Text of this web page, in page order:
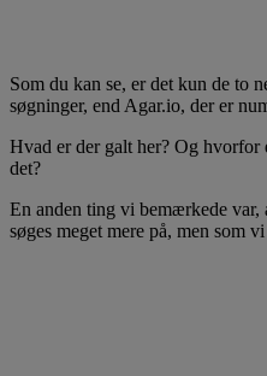
Som du kan se, er det kun de to
søgninger, end Agar.io, der er
Hvad er der galt her? Og hvorfor
det?
En anden ting vi bemærkede var,
søges meget mere på, men som